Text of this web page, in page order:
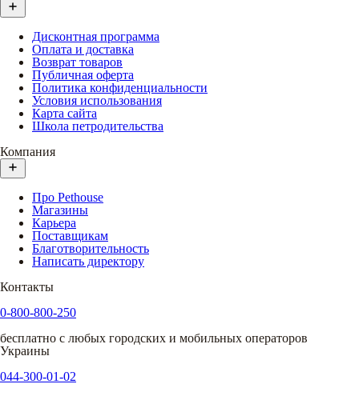
Дисконтная программа
Оплата и доставка
Возврат товаров
Публичная оферта
Политика конфиденциальности
Условия использования
Карта сайта
Школа петродительства
Компания
Про Pethouse
Магазины
Карьера
Поставщикам
Благотворительность
Написать директору
Контакты
0-800-800-250
бесплатно с любых городских и мобильных операторов
Украины
044-300-01-02